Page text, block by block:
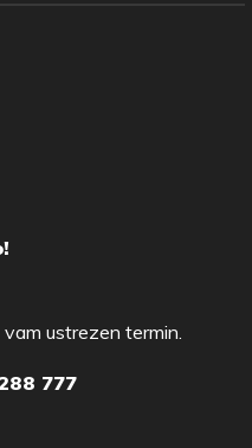
ustrezen termin.
777